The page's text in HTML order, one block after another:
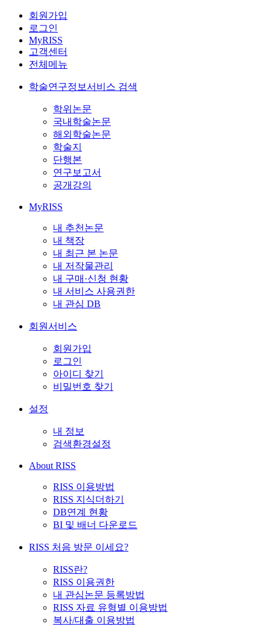
회원가입
로그인
MyRISS
고객센터
전체메뉴
학술연구정보서비스 검색
학위논문
국내학술논문
해외학술논문
학술지
단행본
연구보고서
공개강의
MyRISS
내 추천논문
내 책장
내 최근 본 논문
내 저작물관리
내 구매·신청 현황
내 서비스 사용권한
내 관심 DB
회원서비스
회원가입
로그인
아이디 찾기
비밀번호 찾기
설정
내 정보
검색환경설정
About RISS
RISS 이용방법
RISS 지식더하기
DB연계 현황
BI 및 배너 다운로드
RISS 처음 방문 이세요?
RISS란?
RISS 이용권한
내 관심논문 등록방법
RISS 자료 유형별 이용방법
복사/대출 이용방법